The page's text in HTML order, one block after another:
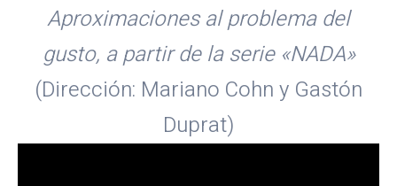
Aproximaciones al problema del
gusto, a partir de la serie «NADA»
(Dirección: Mariano Cohn y Gastón
Duprat)